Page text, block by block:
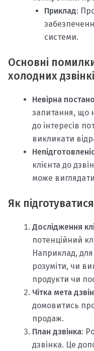
Приклад:
системи.
Основні
холодних
Невірна
запитання, що
до інтересів
викликати
клієнта до
може
Як
Дослідження
потенційний
Наприклад,
розуміти, чи
продукти чи
Чітка мета
домовитись
продаж.
План дзвінка:
дзвінка. Це